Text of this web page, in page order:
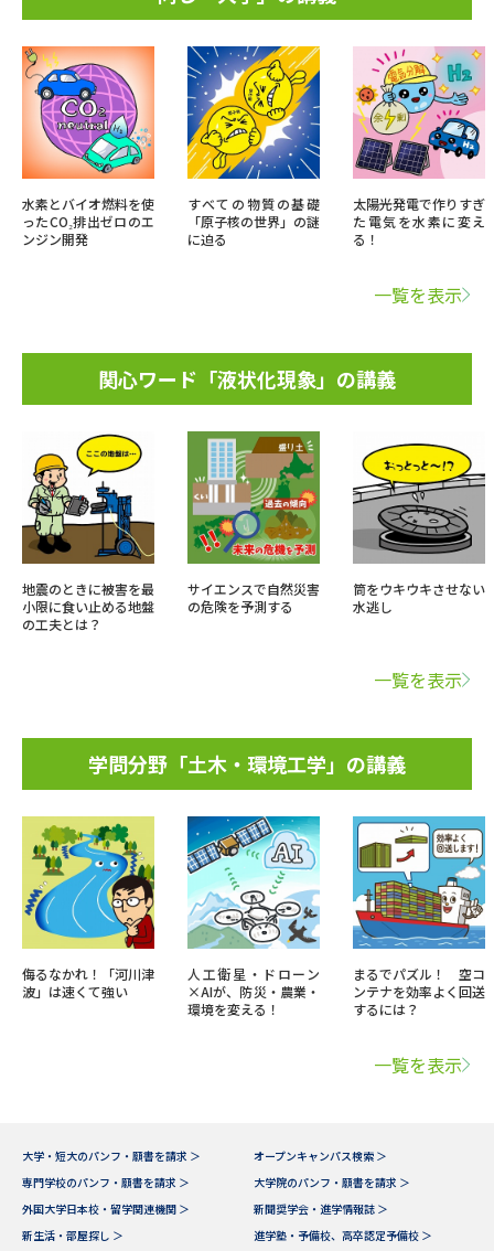
水素とバイオ燃料を使
ったCO₂排出ゼロのエ
ンジン開発
すべての物質の基礎
「原子核の世界」の謎
に迫る
太陽光発電で作りすぎ
た電気を水素に変え
る！
一覧を表示
関心ワード「液状化現象」の講義
地震のときに被害を最
小限に食い止める地盤
の工夫とは？
サイエンスで自然災害
の危険を予測する
筒をウキウキさせない
水逃し
一覧を表示
学問分野「土木・環境工学」の講義
侮るなかれ！「河川津
波」は速くて強い
人工衛星・ドローン
×AIが、防災・農業・
環境を変える！
まるでパズル！ 空コ
ンテナを効率よく回送
するには？
一覧を表示
大学・短大のパンフ・願書を請求 ＞
オープンキャンパス検索 ＞
専門学校のパンフ・願書を請求 ＞
大学院のパンフ・願書を請求 ＞
外国大学日本校・留学関連機関 ＞
新聞奨学会・進学情報誌 ＞
新生活・部屋探し ＞
進学塾・予備校、高卒認定予備校 ＞